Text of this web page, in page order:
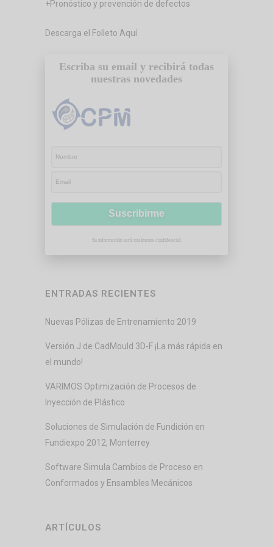
+Pronóstico y prevención de defectos
Descarga el Folleto Aquí
Escriba su email y recibirá todas
nuestras novedades
Su información será totalmente confidencial.
ENTRADAS RECIENTES
Nuevas Pólizas de Entrenamiento 2019
Versión J de CadMould 3D-F ¡La más rápida en
el mundo!
VARIMOS Optimización de Procesos de
Inyección de Plástico
Soluciones de Simulación de Fundición en
Fundiexpo 2012, Monterrey
Software Simula Cambios de Proceso en
Conformados y Ensambles Mecánicos
ARTÍCULOS